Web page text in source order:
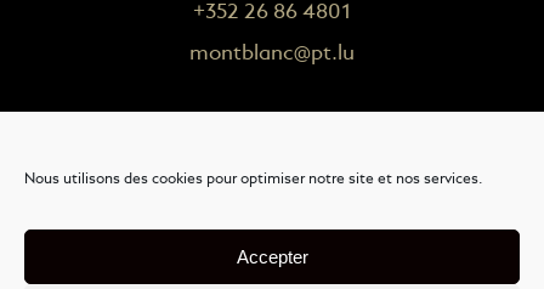
Nous utilisons des cookies pour optimiser notre site et nos services.
Accepter
+352 26 86 4801
montblanc@pt.lu